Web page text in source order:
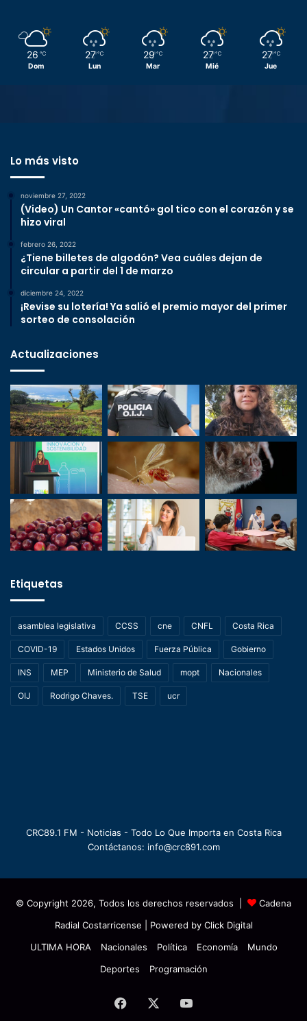
26 ℃
Dom
27 ℃
Lun
29 ℃
Mar
27 ℃
Mié
27 ℃
Jue
Lo más visto
noviembre 27, 2022
(Video) Un Cantor «cantó» gol tico con el corazón y se
hizo viral
febrero 26, 2022
¿Tiene billetes de algodón? Vea cuáles dejan de
circular a partir del 1 de marzo
diciembre 24, 2022
¡Revise su lotería! Ya salió el premio mayor del primer
sorteo de consolación
Actualizaciones
Etiquetas
asamblea legislativa CCSS cne CNFL Costa Rica
COVID-19 Estados Unidos Fuerza Pública Gobierno
INS MEP Ministerio de Salud mopt Nacionales
OIJ Rodrigo Chaves. TSE ucr
CRC89.1 FM - Noticias - Todo Lo Que Importa en Costa Rica
Contáctanos: info@crc891.com
© Copyright 2026, Todos los derechos reservados |
Cadena
Radial Costarricense | Powered by Click Digital
ULTIMA HORA
Nacionales Política Economía
Mundo
Deportes
Programación
Facebook